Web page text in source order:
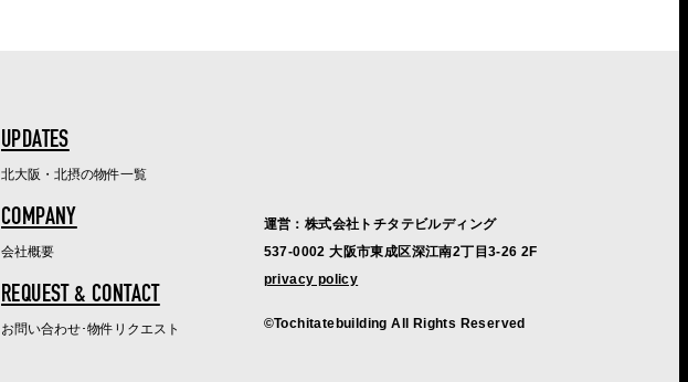
UPDATES
北大阪・北摂の物件一覧
COMPANY
会社概要
REQUEST & CONTACT
お問い合わせ･物件リクエスト
運営：株式会社トチタテビルディング
537-0002 大阪市東成区深江南2丁目3-26 2F
privacy policy
©Tochitatebuilding All Rights Reserved